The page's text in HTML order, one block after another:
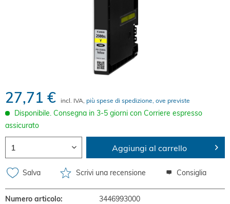
27,71 € incl. IVA, più spese di spedizione, ove previste
Disponibile. Consegna in 3-5 giorni con Corriere espresso
assicurato
Aggiungi al carrello
Salva Scrivi una recensione Consiglia
Numero articolo:
3446993000